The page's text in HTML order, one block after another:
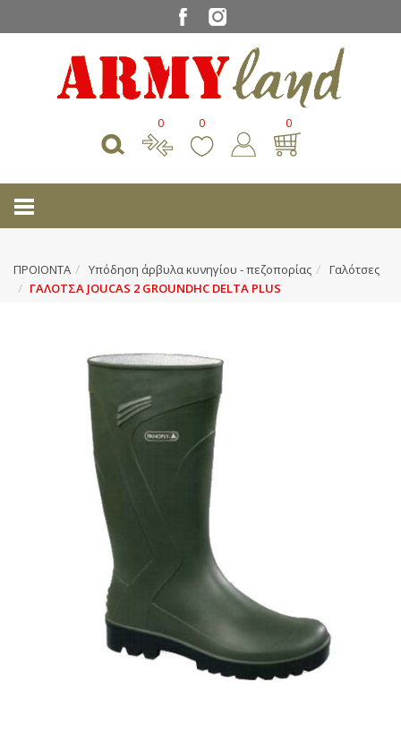
0 0 0
ΠΡΟΙΟΝΤΑ Υπόδηση άρβυλα κυνηγίου - πεζοπορίας
Γαλότσες
ΓΑΛΟΤΣΑ JOUCAS 2 GROUNDHC DELTA PLUS